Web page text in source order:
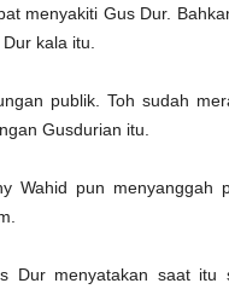
menyakiti Gus Dur.
kala itu.
publik. Toh sudah
Gusdurian itu.
Wahid pun menyanggah
Dur menyatakan saat itu